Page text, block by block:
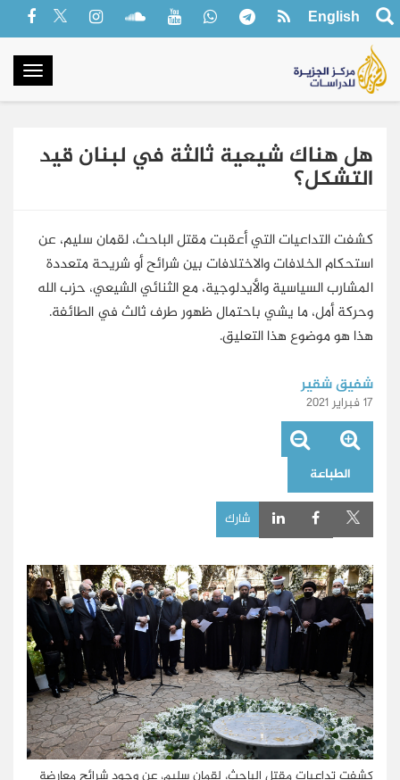
English
هل هناك شيعية ثالثة في لبنان قيد
التشكل؟
كشفت التداعيات التي أعقبت مقتل الباحث، لقمان سليم، عن
استحكام الخلافات والاختلافات بين شرائح أو شريحة متعددة
المشارب السياسية والأيدلوجية، مع الثنائي الشيعي، حزب الله
وحركة أمل، ما يشي باحتمال ظهور طرف ثالث في الطائفة.
هذا هو موضوع هذا التعليق.
شفيق شقير
17 فبراير 2021
الطباعة
شارك